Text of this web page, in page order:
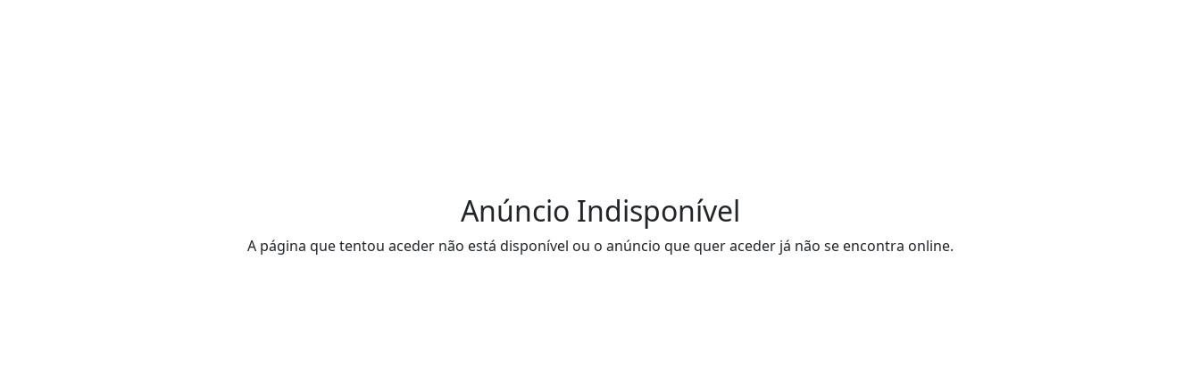
Anúncio Indisponível
A página que tentou aceder não está disponível ou o anúncio que quer aceder já não se encontra online.